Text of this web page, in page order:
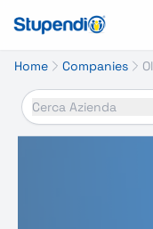
Home Companies
Cerca Azienda